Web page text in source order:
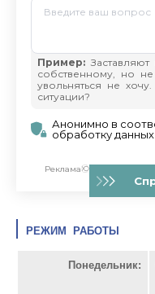
РЕЖИМ РАБОТЫ
Понедельник: